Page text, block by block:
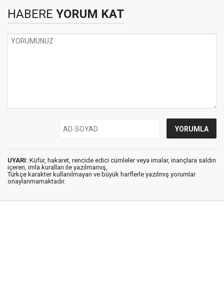
HABERE YORUM KAT
UYARI: Küfür, hakaret, rencide edici cümleler veya imalar, inançlara saldırı
içeren, imla kuralları ile yazılmamış,
Türkçe karakter kullanılmayan ve büyük harflerle yazılmış yorumlar
onaylanmamaktadır.